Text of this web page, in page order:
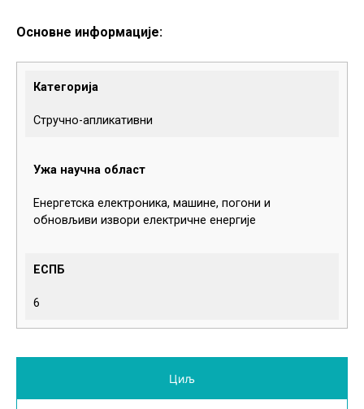
Основне информације:
Категорија
Стручно-апликативни
Ужа научна област
Енергетска електроника, машине, погони и
обновљиви извори електричне енергије
ЕСПБ
6
Циљ